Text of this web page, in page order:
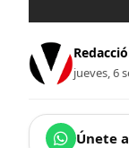
jueves, 6
Únete